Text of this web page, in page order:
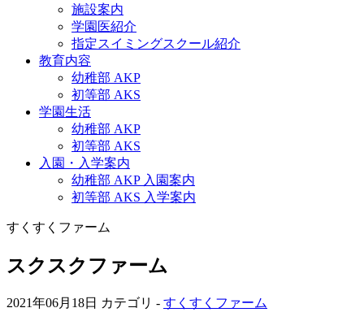
施設案内
学園医紹介
指定スイミングスクール紹介
教育内容
幼稚部 AKP
初等部 AKS
学園生活
幼稚部 AKP
初等部 AKS
入園・入学案内
幼稚部 AKP 入園案内
初等部 AKS 入学案内
すくすくファーム
スクスクファーム
2021年06月18日 カテゴリ - すくすくファーム